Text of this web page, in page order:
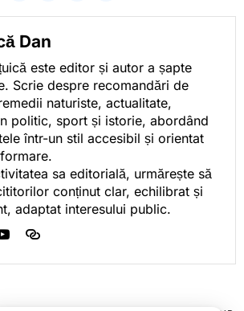
Dan
este editor și autor a șapte
Scrie despre recomandări de
naturiste, actualitate,
politic, sport și istorie, abordând
într-un stil accesibil și orientat
sa editorială, urmărește să
conținut clar, echilibrat și
adaptat interesului public.